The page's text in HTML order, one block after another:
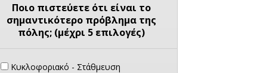
Ποιο πιστεύετε ότι είναι το
σημαντικότερο πρόβλημα της
πόλης; (μέχρι 5 επιλογές)
Κυκλοφοριακό - Στάθμευση